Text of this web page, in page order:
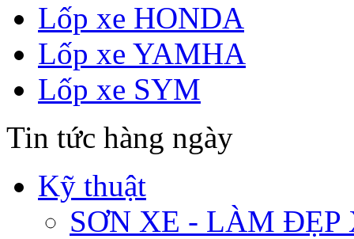
Lốp xe HONDA
Lốp xe YAMHA
Lốp xe SYM
Tin tức hàng ngày
Kỹ thuật
SƠN XE - LÀM ĐẸP